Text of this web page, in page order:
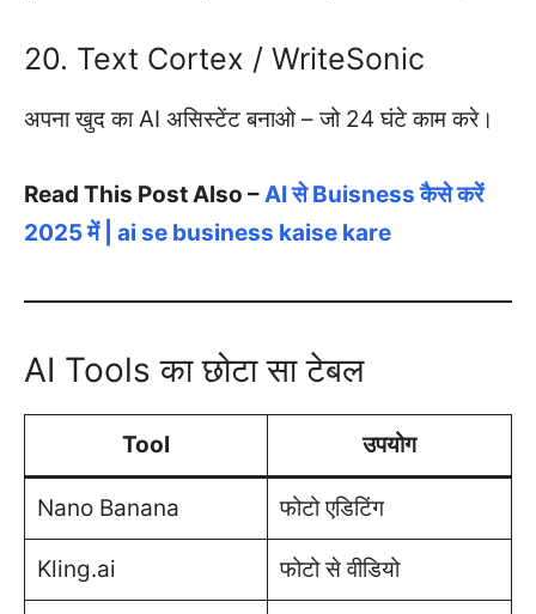
20. Text Cortex / WriteSonic
अपना खुद का AI असिस्टेंट बनाओ – जो 24 घंटे काम करे।
Read This Post Also –AI से Buisness कैसे करें
2025 में | ai se business kaise kare
AI Tools का छोटा सा टेबल
Tool उपयोग
Nano Banana फोटो एडिटिंग
Kling.ai फोटो से वीडियो